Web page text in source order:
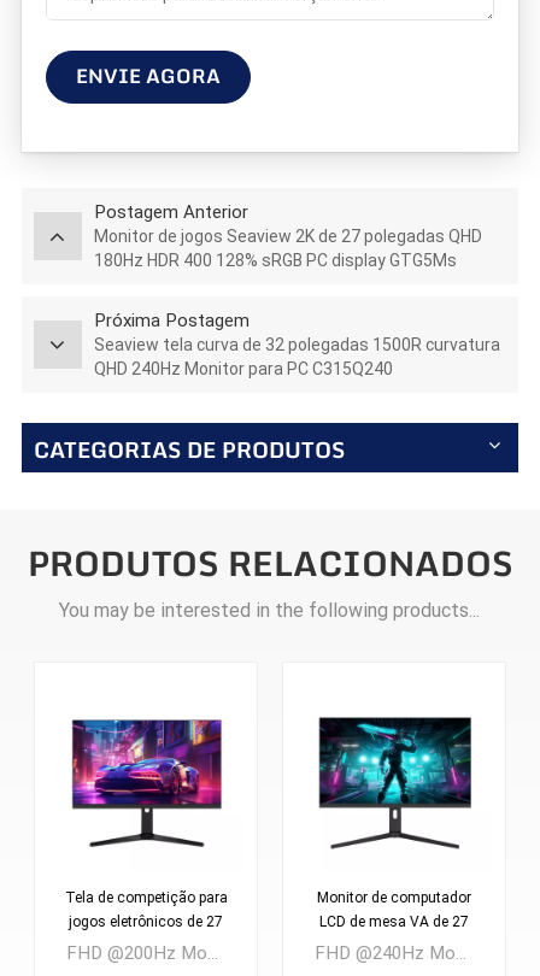
ENVIE AGORA
Postagem Anterior
Monitor de jogos Seaview 2K de 27 polegadas QHD
180Hz HDR 400 128% sRGB PC display GTG5Ms
Próxima Postagem
Seaview tela curva de 32 polegadas 1500R curvatura
QHD 240Hz Monitor para PC C315Q240
CATEGORIAS DE PRODUTOS
PRODUTOS RELACIONADOS
You may be interested in the following products...
Monitor de computador
LCD de mesa VA de 27
polegadas com novo
Monitor LCD de 27
polegadas 1k, curvo, sem
bordas, profissional, para